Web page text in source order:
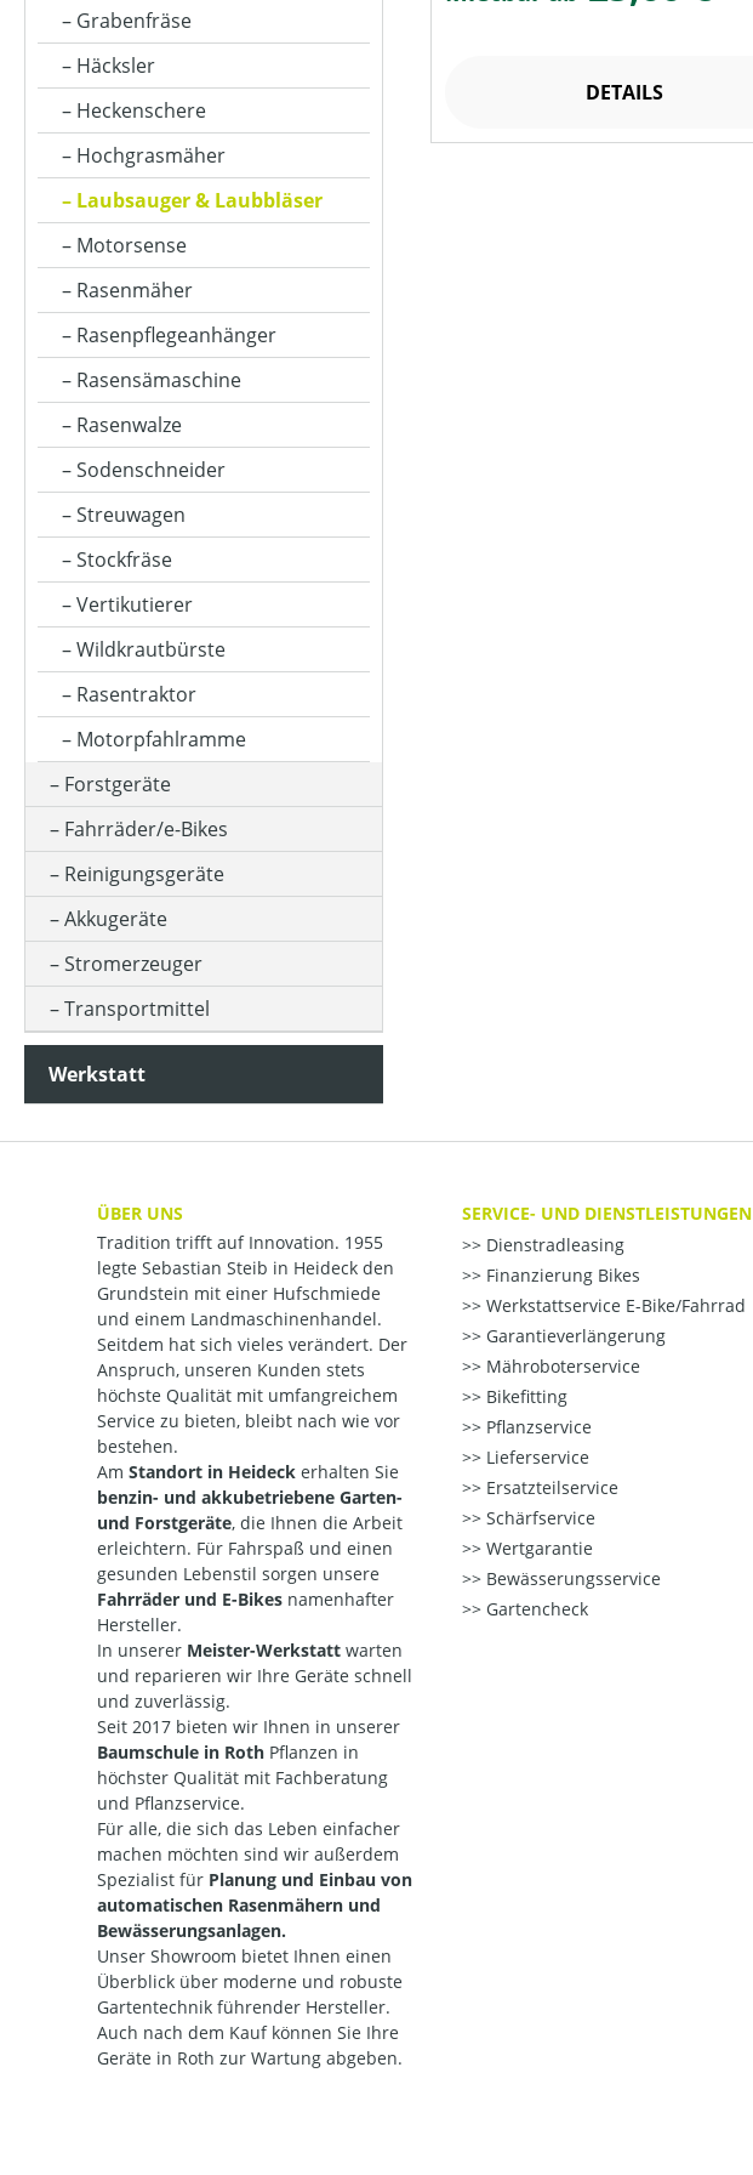
PREIS
Grabenfräse
Häcksler
Heckenschere
Hochgrasmäher
Laubsauger & Laubbläser
Motorsense
Rasenmäher
Rasenpflegeanhänger
Rasensämaschine
Rasenwalze
Sodenschneider
Streuwagen
Stockfräse
Vertikutierer
Wildkrautbürste
Rasentraktor
Motorpfahlramme
Forstgeräte
Fahrräder/e-Bikes
Reinigungsgeräte
Akkugeräte
Stromerzeuger
Transportmittel
Werkstatt
DETAILS
ÜBER UNS
Tradition trifft auf Innovation. 1955
legte Sebastian Steib in Heideck den
Grundstein mit einer Hufschmiede
und einem Landmaschinenhandel.
Seitdem hat sich vieles verändert. Der
Anspruch, unseren Kunden stets
höchste Qualität mit umfangreichem
Service zu bieten, bleibt nach wie vor
bestehen.
Am Standort in Heideck erhalten Sie
benzin- und akkubetriebene Garten-
und Forstgeräte, die Ihnen die Arbeit
erleichtern. Für Fahrspaß und einen
gesunden Lebenstil sorgen unsere
Fahrräder und E-Bikes namenhafter
Hersteller.
In unserer Meister-Werkstatt warten
und reparieren wir Ihre Geräte schnell
und zuverlässig.
Seit 2017 bieten wir Ihnen in unserer
Baumschule in Roth Pflanzen in
höchster Qualität mit Fachberatung
und Pflanzservice.
Für alle, die sich das Leben einfacher
machen möchten sind wir außerdem
Spezialist für Planung und Einbau von
automatischen Rasenmähern und
Bewässerungsanlagen.
Unser Showroom bietet Ihnen einen
Überblick über moderne und robuste
Gartentechnik führender Hersteller.
Auch nach dem Kauf können Sie Ihre
Geräte in Roth zur Wartung abgeben.
SERVICE- UND DIENSTLEISTUNGEN
Dienstradleasing
Finanzierung Bikes
Werkstattservice E-Bike/Fahrrad
Garantieverlängerung
Mähroboterservice
Bikefitting
Pflanzservice
Lieferservice
Ersatzteilservice
Schärfservice
Wertgarantie
Bewässerungsservice
Gartencheck